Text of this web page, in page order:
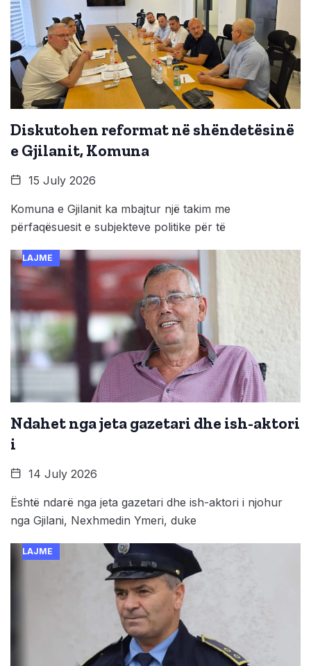
Diskutohen reformat në shëndetësinë
e Gjilanit, Komuna
15 July 2026
Komuna e Gjilanit ka mbajtur një takim me
përfaqësuesit e subjekteve politike për të
LAJME
Ndahet nga jeta gazetari dhe ish-aktori
i
14 July 2026
Është ndarë nga jeta gazetari dhe ish-aktori i njohur
nga Gjilani, Nexhmedin Ymeri, duke
LAJME